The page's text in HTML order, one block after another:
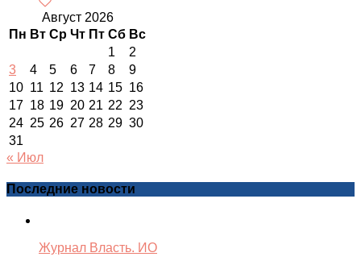
Август 2026
Пн Вт Ср Чт Пт Сб Вс
1
2
3
4 5 6 7 8
9
10 11 12 13 14 15 16
17 18 19 20 21 22 23
24 25 26 27 28 29 30
31
« Июл
Последние новости
Журнал Власть. ИО